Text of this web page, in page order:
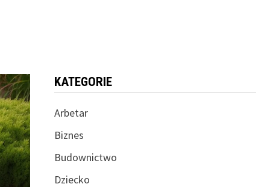
KATEGORIE
Arbetar
Biznes
Budownictwo
Dziecko